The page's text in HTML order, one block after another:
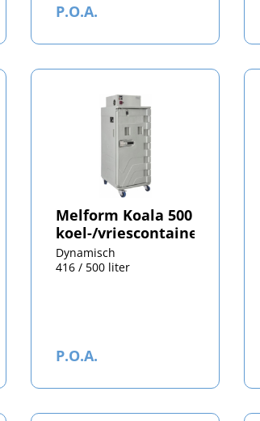
P.O.A.
Melform Koala 500
koel-/vriescontainer
Dynamisch
416 / 500 liter
P.O.A.